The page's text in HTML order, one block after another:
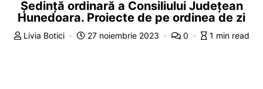
Ședință ordinară a Consiliului Județean
Hunedoara. Proiecte de pe ordinea de zi
Livia Botici 27 noiembrie 2023 0 1 min read